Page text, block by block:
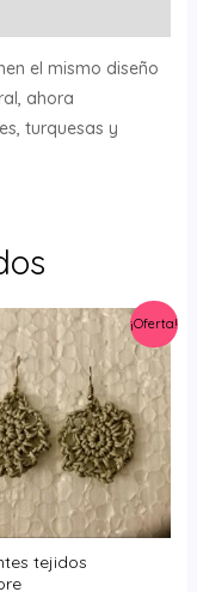
el mismo diseño
ahora
turquesas y
¡Oferta!
tejidos